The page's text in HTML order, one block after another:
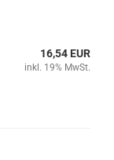
16,54 EUR
inkl. 19% MwSt.